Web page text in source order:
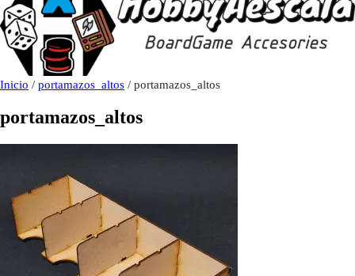
Inicio / portamazos_altos / portamazos_altos
portamazos_altos